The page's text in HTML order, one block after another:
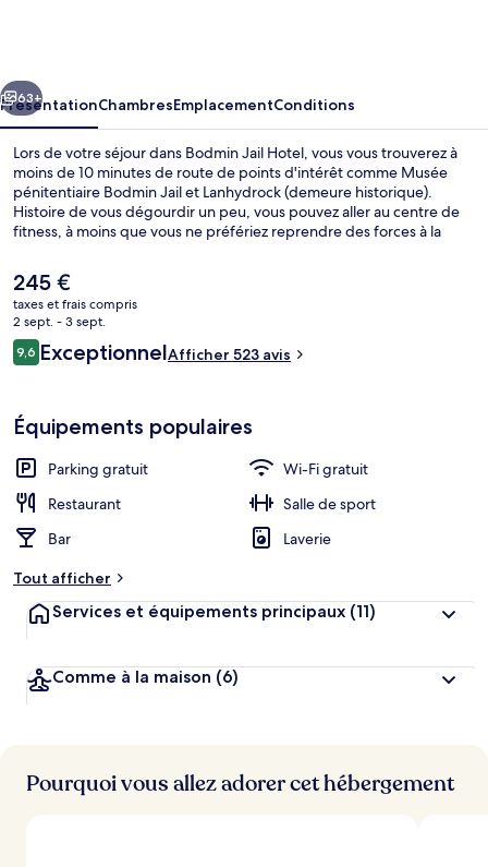
Suivant
63+
PrésentationChambresEmplacementConditions
Lors de votre séjour dans Bodmin Jail Hotel, vous vous trouverez à
moins de 10 minutes de route de points d'intérêt comme Musée
pénitentiaire Bodmin Jail et Lanhydrock (demeure historique).
Histoire de vous dégourdir un peu, vous pouvez aller au centre de
fitness, à moins que vous ne préfériez reprendre des forces à la
pour le petit déjeuner et le dîner et vous régale de ses spécialités
Cuisine locale. En voiture depuis l'hébergement, il ne vous faudra
qu'une dizaine de minutes pour rejoindre des sites comme
Pencarrow House and Garden et Jamaica Inn.Les autres voyageurs
sont enchantés par le personnel attentionné et le confort des salles
de bain.
Le
prix
actuel
est
de
245 €
taxes et frais compris
2 sept. - 3 sept.
Avis
voyageurs
9,69,6 sur 10
ExceptionnelAfficher 523 avis
Équipements populaires
Parking gratuit
Wi-Fi gratuit
Restaurant
Salle de sport
Bar
Laverie
Tout afficher
Services et équipements principaux (11)
Comme à la maison (6)
Pourquoi vous allez adorer cet hébergement